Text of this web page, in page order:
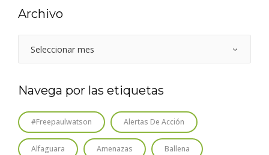
Archivo
Navega por las etiquetas
#freepaulwatson Alertas De Acción
Alfaguara Amenazas Ballena